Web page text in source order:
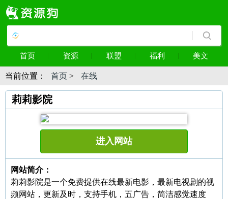
首页 资源 联盟 福利 美文
当前位置： 首页 > 在线
莉莉影院
进入网站
网站简介：
莉莉影院是一个免费提供在线最新电影，最新电视剧的视
频网站，更新及时，支持手机，五广告，简洁感觉速度